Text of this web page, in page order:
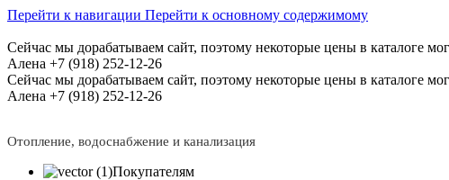
Перейти к навигации Перейти к основному содержимому
Сейчас мы дорабатываем сайт, поэтому некоторые цены в каталоге
Алена +7 (918) 252-12-26
Сейчас мы дорабатываем сайт, поэтому некоторые цены в каталоге
Алена +7 (918) 252-12-26
Отопление, водоснабжение и канализация
Покупателям